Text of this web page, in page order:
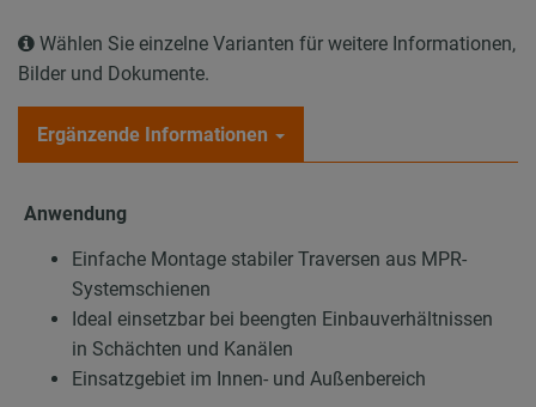
Wählen Sie einzelne Varianten für weitere Informationen,
Bilder und Dokumente.
Ergänzende Informationen
Anwendung
Einfache Montage stabiler Traversen aus MPR-
Systemschienen
Ideal einsetzbar bei beengten Einbauverhältnissen
in Schächten und Kanälen
Einsatzgebiet im Innen- und Außenbereich